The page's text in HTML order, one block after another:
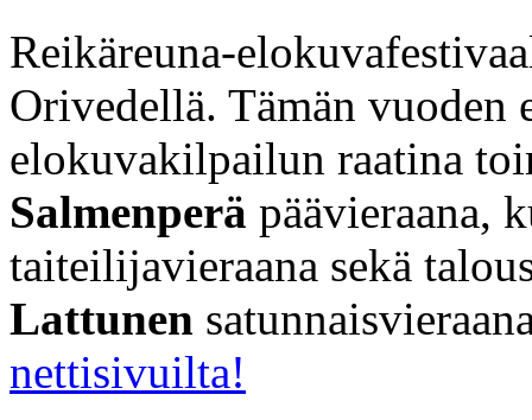
Reikäreuna-
Orivedellä. Tämän vuoden
elokuvakilpailun raatina
Salmenperä päävieraana,
taiteilijavieraana sekä
Lattunen
nettisivuilta!